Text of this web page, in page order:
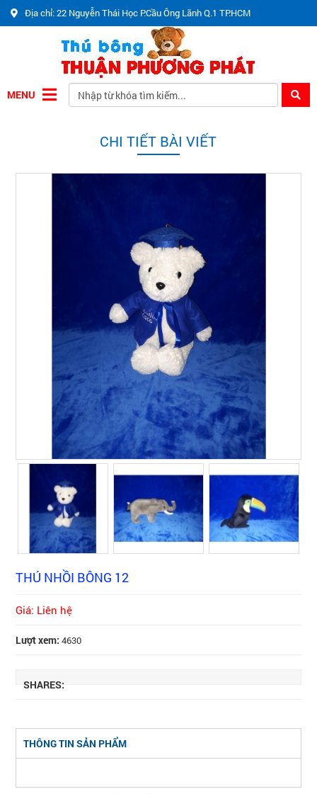
Địa chỉ: 22 Nguyễn Thái Học P.Cầu Ông Lãnh Q.1 TP.HCM
MENU
CHI TIẾT BÀI VIẾT
THÚ NHỒI BÔNG 12
Giá: Liên hệ
Lượt xem: 4630
SHARES:
THÔNG TIN SẢN PHẨM